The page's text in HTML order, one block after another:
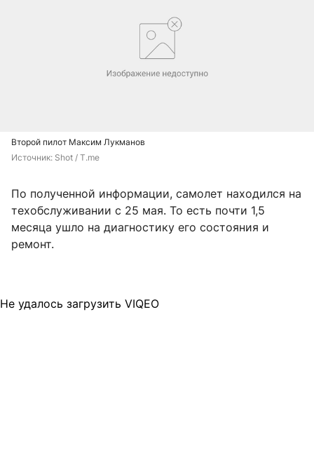
Второй пилот Максим Лукманов
Источник: Shot / T.me
По полученной информации, самолет находился на
техобслуживании с 25 мая. То есть почти 1,5
месяца ушло на диагностику его состояния и
ремонт.
Не удалось загрузить VIQEO